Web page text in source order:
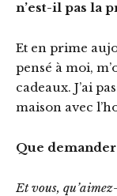
n’est-il pas la
Et en prime
pensé à moi,
cadeaux. J’ai
maison avec
Que demander
Et vous,